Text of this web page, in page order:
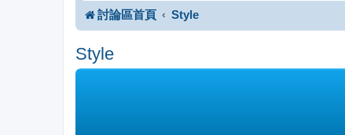
討論區首頁 Style
Style